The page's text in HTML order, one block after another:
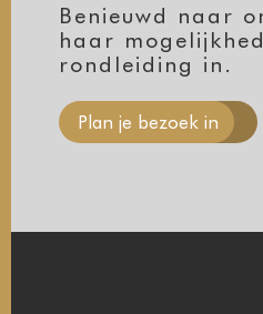
Benieuwd naar
haar
rondleiding in.
Plan je bezoek in